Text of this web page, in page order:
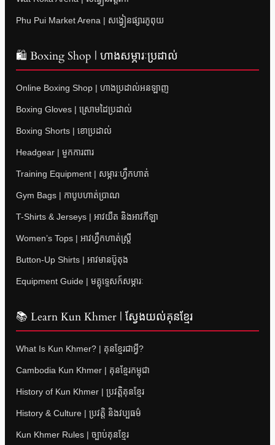
Phu Pui Market Arena | សង្វៀនផ្សារភូពុយ
🛍 Boxing Shop | ហាងសម្ភារៈប្រដាល់
Online Boxing Shop | ហាងប្រដាល់អនឡាញ
Boxing Gloves | ស្រោមដៃប្រដាល់
Boxing Shorts | ខោប្រដាល់
Headgear | មួកការពារ
Training Equipment | សម្ភារៈហ្វឹកហាត់
Gym Bags | កាបូបហាត់ប្រាណ
T-Shirts & Jerseys | អាវយឺត និងអាវកីឡា
Women’s Tops | អាវហ្វឹកហាត់ស្ត្រី
Button-Up Shirts | អាវមានប៊ូតុង
Equipment Guide | មគ្គុទ្ទេសក៍សម្ភារៈ
📚 Learn Kun Khmer | ស្វែងយល់គុនខ្មែរ
What Is Kun Khmer? | គុនខ្មែរជាអ្វី?
Cambodia Kun Khmer | គុនខ្មែរកម្ពុជា
History of Kun Khmer | ប្រវត្តិគុនខ្មែរ
History & Culture | ប្រវត្តិ និងវប្បធម៌
Kun Khmer Rules | ច្បាប់គុនខ្មែរ